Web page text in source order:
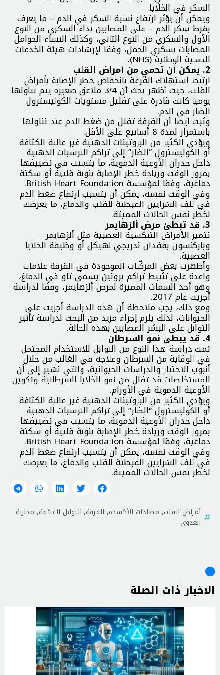
السكر في الخلايا.
ويمكن أن يؤثر ارتفاع نسبة السكر في الدم – ما يعرف
بفرط سكر الدم – على المصابين بداء السكري من النوع
الأول والسكري من النوع الثاني، وكذلك النساء الحوامل
المصابات بسكري الحمل، وفقا لإرشادات هيئة الخدمات
الصحية الوطنية (NHS).
2. يمكن أن تحمي من أمراض القلب
ارتبط استهلاك القرفة بانخفاض خطر الإصابة بأمراض
القلب، حيث أظهر بحث أن 3/4 ملاعق صغيرة يتم تناولها
يوميا كانت قادرة على تقليل مستويات الكوليسترول
الضار في الدم.
وثبت أيضا أن القرفة تقلل من ضغط الدم عند تناولها
باستمرار لمدة 8 أسابيع على الأقل.
ويؤدي الكثير من البروتينات الدهنية غير عالية الكثافة
أو الكوليسترول “الضار” إلى تراكم الترسبات الدهنية
داخل جدران الأوعية الدموية، ما يتسبب في تضييقها
بمرور الوقت وزيادة خطر الإصابة بنوبة قلبية أو سكتة
دماغية، وفقا لمؤسسة British Heart Foundation.
وفي الوقت نفسه، يمكن أن يتسبب ارتفاع ضغط الدم
في تلف الشرايين المبطنة للقلب والدماغ، ما يعرضك
لخطر نفس الحالات المميتة.
3. قد تبطئ مرض ألزهايمر
تتميز الأمراض التنكسية العصبية مثل ألزهايمر
وباركنسون بفقدان تدريجي لهيكل أو وظيفة الخلايا
العصبية.
وأظهرت بعض المركّبات الموجودة في القرفة علامات
واعدة على تثبيط تراكم بروتين يسمى تاو في الدماغ،
وهو أحد السمات المميزة لمرض ألزهايمر، وفقا لدراسة
أجريت عام 2017.
ومع ذلك، يجب ملاحظة أن هذه الدراسة أجريت على
الحيوانات، لذلك يلزم إجراء مزيد من البحث لدراسة تأثير
التوابل على البشر المصابين بهذه الحالة.
4. قد يبطئ نمو السرطان
تمت دراسة هذا النوع من التوابل للاستخدام المحتمل
في الوقاية من السرطان وعلاجه في الغالب من خلال
أنبوب الاختبار والدراسات الحيوانية، والتي تشير إلى أن
المستخلصات قد تقلل من نمو الخلايا السرطانية وتكوين
الأوعية الدموية في الأورام.
ويؤدي الكثير من البروتينات الدهنية غير عالية الكثافة
أو الكوليسترول “الضار” إلى تراكم الترسبات الدهنية
داخل جدران الأوعية الدموية، ما يتسبب في تضييقها
بمرور الوقت وزيادة خطر الإصابة بنوبة قلبية أو سكتة
دماغية، وفقا لمؤسسة British Heart Foundation.
وفي الوقت نفسه، يمكن أن يتسبب ارتفاع ضغط الدم
في تلف الشرايين المبطنة للقلب والدماغ، ما يعرضك
لخطر نفس الحالات المميتة.
أمراض القلب, مضادات الأكسدة, القرفة, التوابل الفائقة, محاربة
العدوى
الاخبار ذات الصلة